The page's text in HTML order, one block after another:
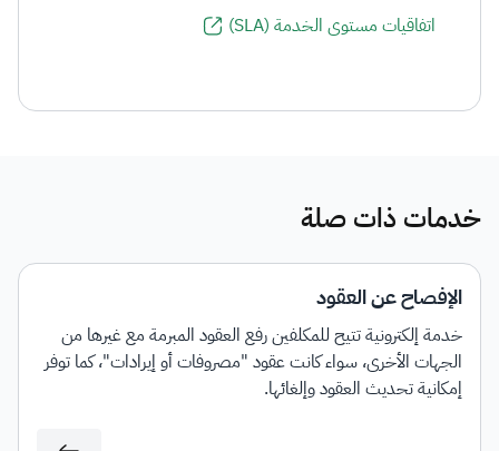
اتفاقيات مستوى الخدمة (SLA)
خدمات ذات صلة
الإفصاح عن العقود
خدمة إلكترونية تتيح للمكلفين رفع العقود المبرمة مع غيرها من
الجهات الأخرى، سواء كانت عقود "مصروفات أو إيرادات"، كما توفر
إمكانية تحديث العقود وإلغائها.